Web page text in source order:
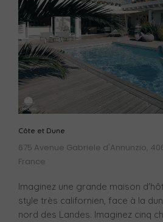
Côte et Dune
675 Avenue Gabriele d'Annunzio,
France
Imaginez une grande maison
style très californien, face à la
nord des Landes. Imaginez cinq